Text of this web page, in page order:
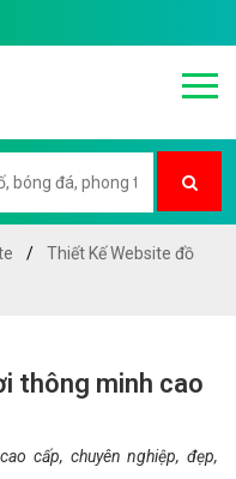
Thiết Kế Website đồ
thông minh cao
cấp, chuyên nghiệp, đẹp,